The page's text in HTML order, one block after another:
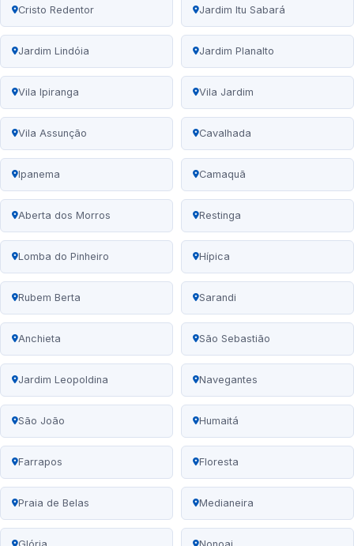
Cristo Redentor Jardim Itu Sabará
Jardim Lindóia Jardim Planalto
Vila Ipiranga Vila Jardim
Vila Assunção Cavalhada
Ipanema Camaquã
Aberta dos Morros Restinga
Lomba do Pinheiro Hípica
Rubem Berta Sarandi
Anchieta São Sebastião
Jardim Leopoldina Navegantes
São João Humaitá
Farrapos Floresta
Praia de Belas Medianeira